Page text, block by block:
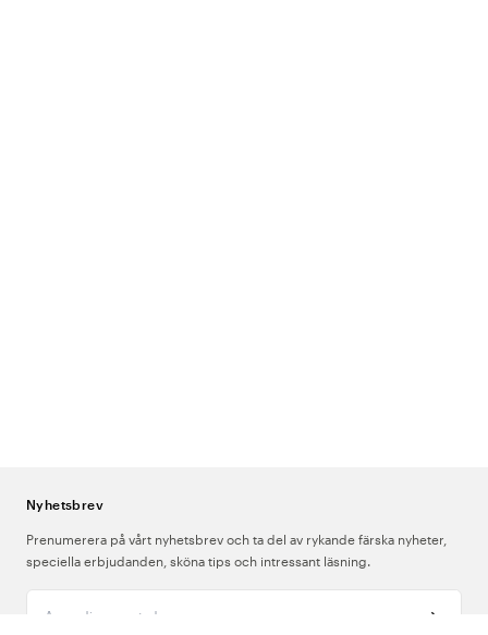
Nyhetsbrev
Prenumerera på vårt nyhetsbrev och ta del av rykande färska nyheter,
speciella erbjudanden, sköna tips och intressant läsning.